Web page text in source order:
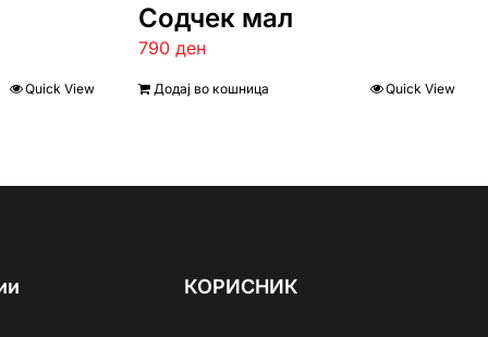
Quick View
Содчек мал
790 ден
Додај во кошница Quick View
КОРИСНИК